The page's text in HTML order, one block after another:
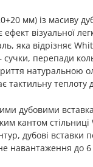
мм) із масиву
візуальної
яка відрізняє
сучки, перепади
натуральною
тактильну
дубовими
кантом
дубові
навантаження до 6